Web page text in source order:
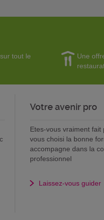
tout le
Une
Votre avenir pro
Etes-vous vraiment fait
vous choisi la bonne
accompagne dans la
professionnel
Laissez-vous guider